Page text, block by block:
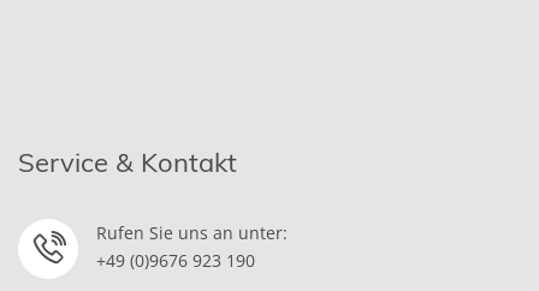
Service & Kontakt
Rufen Sie uns an unter:
+49 (0)9676 923 190